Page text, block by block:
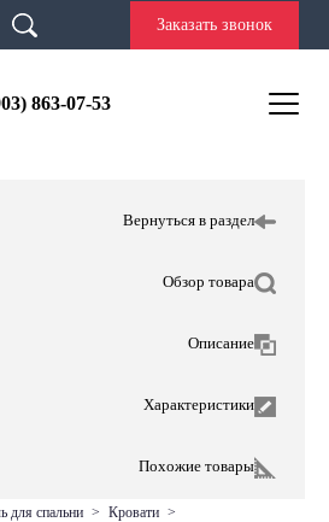
Заказать звонок
863-07-53
Вернуться в раздел
Обзор товара
Описание
Характеристики
Похожие товары
для спальни > кровати >